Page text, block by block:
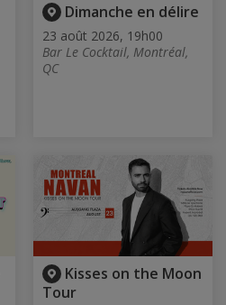
Dimanche en délire
23 août 2026, 19h00
Bar Le Cocktail, Montréal,
QC
Kisses on the Moon
Tour